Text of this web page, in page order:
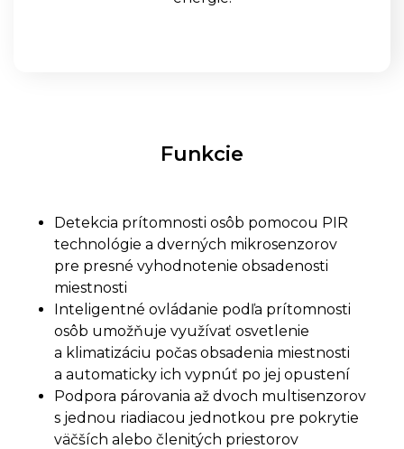
Funkcie
Detekcia prítomnosti osôb pomocou PIR
technológie a dverných mikrosenzorov
pre presné vyhodnotenie obsadenosti
miestnosti
Inteligentné ovládanie podľa prítomnosti
osôb umožňuje využívať osvetlenie
a klimatizáciu počas obsadenia miestnosti
a automaticky ich vypnúť po jej opustení
Podpora párovania až dvoch multisenzorov
s jednou riadiacou jednotkou pre pokrytie
väčších alebo členitých priestorov